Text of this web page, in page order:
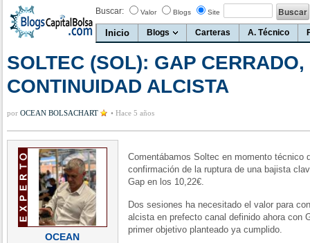
Buscar: Valor Blogs Site
Inicio Blogs Carteras A. Técnico
SOLTEC (SOL): GAP
CONTINUIDAD ALCISTA
por OCEAN BOLSACHART • Hace 5 años
OCEAN
Comentábamos Soltec en momento técnico
confirmación de la ruptura de una bajista
Gap en los 10,22€.
Dos sesiones ha necesitado el valor para
alcista en prefecto canal definido ahora con
primer objetivo planteado ya cumplido.